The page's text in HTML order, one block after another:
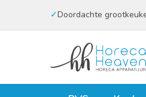
Doordachte